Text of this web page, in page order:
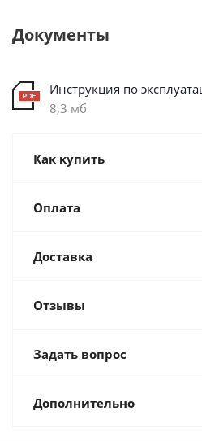
Документы
Инструкция по
8,3 мб
Как купить
Оплата
Доставка
Отзывы
Задать вопрос
Дополнительно